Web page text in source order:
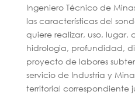
Ingeniero Técnico de
las características del
quiere realizar, uso,
hidrologia, profundidad,
proyecto de labores
servicio de Industria y
territorial correspondiente